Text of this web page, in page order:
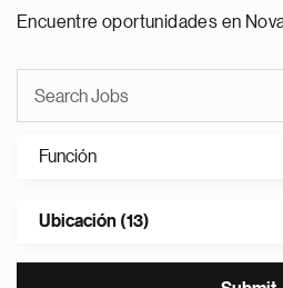
Encuentre oportunidades en
Función
Ubicación (13)